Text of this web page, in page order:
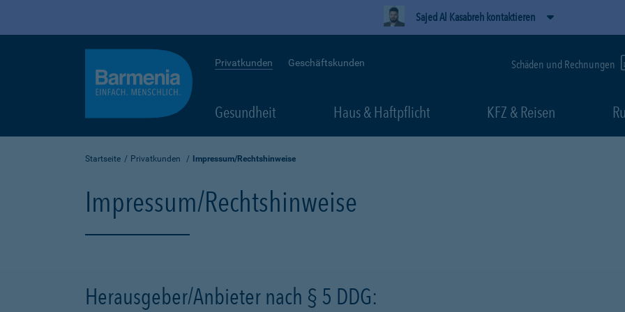
Sajed Al Kasabreh kontaktieren
Privatkunden Geschäftskunden Schäden und Rechnungen
Gesundheit Haus & Haftpflicht KFZ & Reisen
Startseite Privatkunden Impressum/Rechtshinweise
Impressum/Rechtshinweise
Herausgeber/Anbieter nach § 5 DDG: